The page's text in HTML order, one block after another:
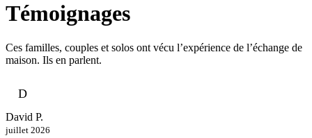
Témoignages
Ces familles, couples et solos ont vécu l’expérience de l’échange de
maison. Ils en parlent.
D
David P.
juillet 2026